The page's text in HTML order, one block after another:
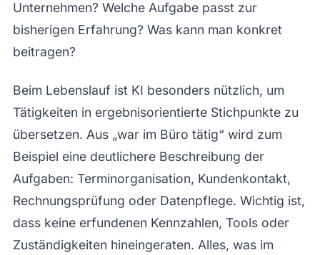
Unternehmen? Welche Aufgabe passt zur
bisherigen Erfahrung? Was kann man konkret
beitragen?
Beim Lebenslauf ist KI besonders nützlich, um
Tätigkeiten in ergebnisorientierte Stichpunkte zu
übersetzen. Aus „war im Büro tätig“ wird zum
Beispiel eine deutlichere Beschreibung der
Aufgaben: Terminorganisation, Kundenkontakt,
Rechnungsprüfung oder Datenpflege. Wichtig ist,
dass keine erfundenen Kennzahlen, Tools oder
Zuständigkeiten hineingeraten. Alles, was im